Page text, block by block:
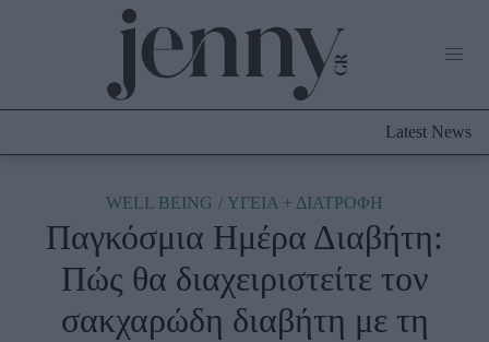
Culture
Fashion
Shopping
Styling Tips
Latest News
WELL BEING ΥΓΕΙΑ + ΔΙΑΤΡΟΦΗ
Παγκόσμια Ημέρα Διαβήτη:
Πώς θα διαχειριστείτε τον
σακχαρώδη διαβήτη με τη